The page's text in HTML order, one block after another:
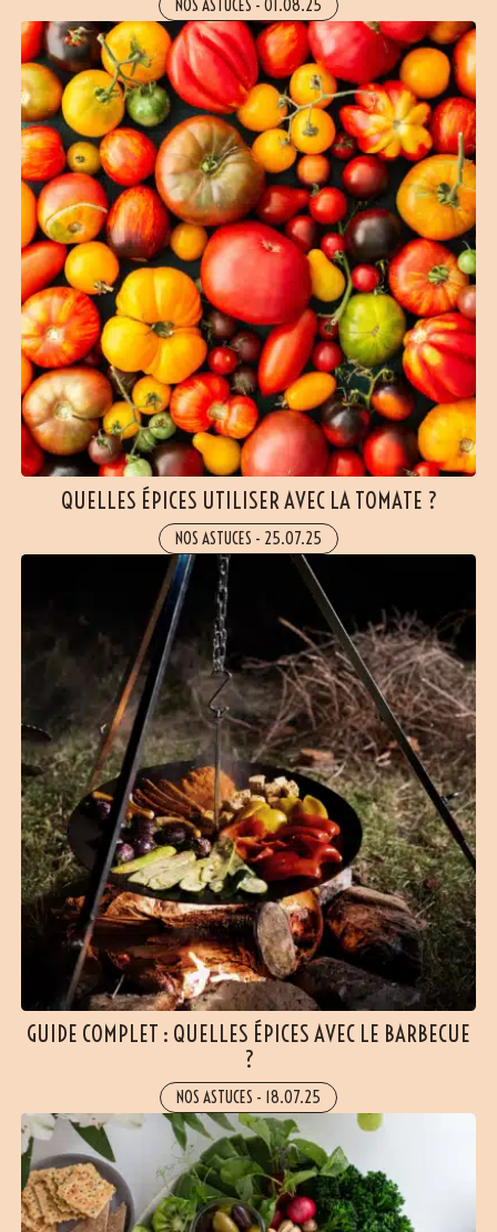
NOS ASTUCES - 01.08.25
QUELLES ÉPICES UTILISER AVEC LA TOMATE ?
NOS ASTUCES - 25.07.25
GUIDE COMPLET : QUELLES ÉPICES AVEC LE BARBECUE
?
NOS ASTUCES - 18.07.25